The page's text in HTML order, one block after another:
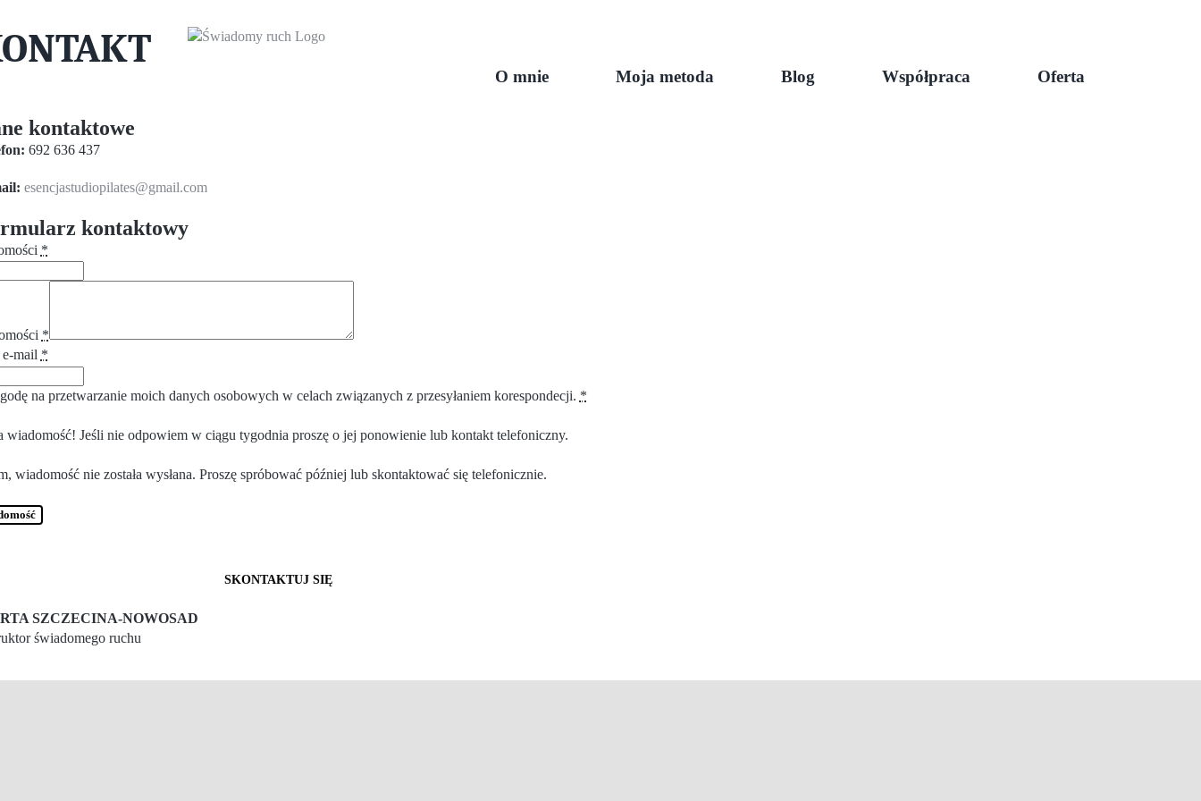
zawartości
O mnie Moja metoda Blog Współpraca Oferta
kontaktowe
692 636 437
esencjastudiopilates@gmail.com
kontaktowy
*
*
mail *
na przetwarzanie moich danych osobowych w celach związanych z przesyłaniem korespondecji. *
wiadomość! Jeśli nie odpowiem w ciągu tygodnia proszę o jej ponowienie lub kontakt telefoniczny.
wiadomość nie została wysłana. Proszę spróbować później lub skontaktować się telefonicznie.
SZCZECINA-NOWOSAD
świadomego ruchu
SKONTAKTUJ SIĘ